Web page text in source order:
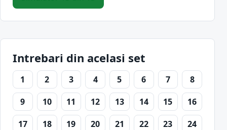
Intrebari din acelasi set
1 2 3 4 5 6 7
8
9
10 11 12 13 14 15
16
17
18 19 20 21 22 23
24